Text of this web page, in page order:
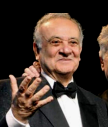
NEVE,
È
GRAVE